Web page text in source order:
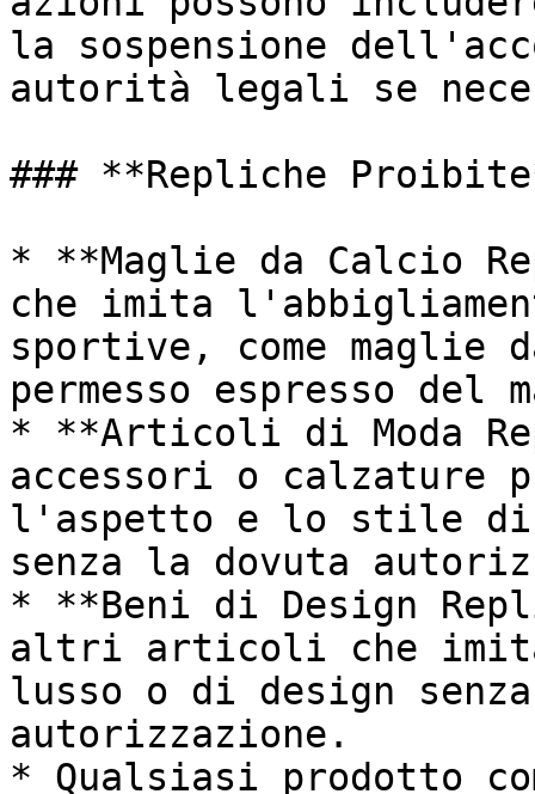
la sospensione
autorità legali se
### **Repliche
* **Maglie da Calcio
che imita
sportive, come maglie
permesso espresso del
* **Articoli di Moda
accessori o calzature
l'aspetto e lo stile di
senza la dovuta
* **Beni di Design
altri articoli che
lusso o di design
autorizzazione.
* Qualsiasi prodotto